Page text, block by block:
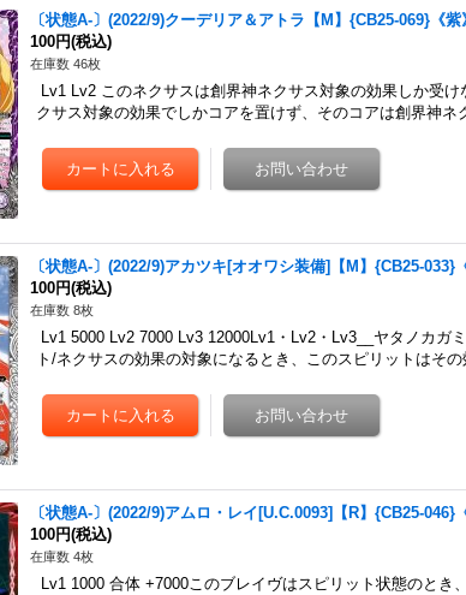
〔状態A-〕(2022/9)クーデリア＆アトラ【M】{CB25-069}《紫
100円(税込)
在庫数 46枚
Lv1 Lv2 このネクサスは創界神ネクサス対象の効果しか受
クサス対象の効果でしかコアを置けず、そのコアは創界神
〔状態A-〕(2022/9)アカツキ[オオワシ装備]【M】{CB25-033}
100円(税込)
在庫数 8枚
Lv1 5000 Lv2 7000 Lv3 12000Lv1・Lv2・Lv3__ヤタノカガ
ト/ネクサスの効果の対象になるとき、このスピリットはそ
〔状態A-〕(2022/9)アムロ・レイ[U.C.0093]【R】{CB25-046}
100円(税込)
在庫数 4枚
Lv1 1000 合体 +7000このブレイヴはスピリット状態のとき